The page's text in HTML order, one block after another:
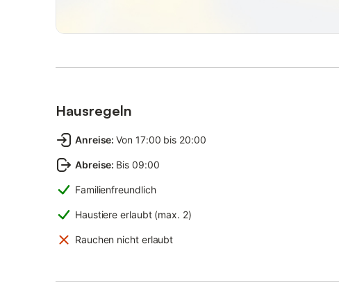
Hausregeln
Anreise: Von 17:00 bis 20:00
Abreise: Bis 09:00
Familienfreundlich
Haustiere erlaubt (max. 2)
Rauchen nicht erlaubt